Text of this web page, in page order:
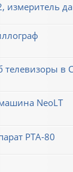
измеритель
телевизоры в
NeoLT
РТА-80